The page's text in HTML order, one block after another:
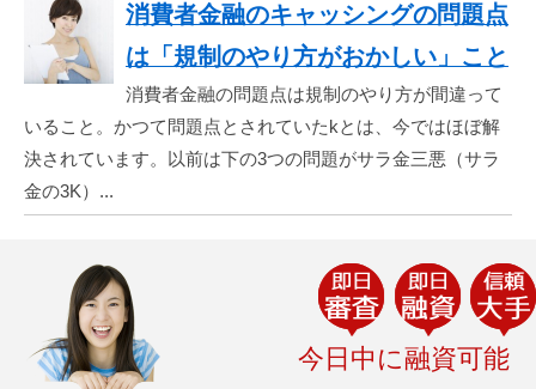
消費者金融のキャッシングの問題点
は「規制のやり方がおかしい」こと
消費者金融の問題点は規制のやり方が間違って
いること。かつて問題点とされていたkとは、今ではほぼ解
決されています。以前は下の3つの問題がサラ金三悪（サラ
金の3K）...
今日中に融資可能